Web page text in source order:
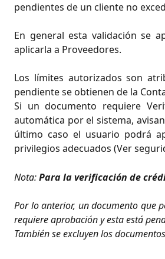
pendientes de un cliente no
En general esta validación se
aplicarla a Proveedores.
Los límites autorizados son
pendiente se obtienen de la
Si un documento requiere
automática por el sistema,
último caso el usuario podrá
privilegios adecuados (Ver
Nota:Para la verificación de
Por lo anterior, un documento que
requiere aprobación y esta está
También se excluyen los